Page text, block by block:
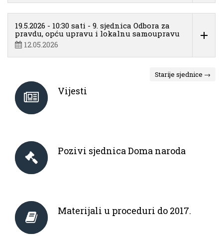
19.5.2026 - 10:30 sati - 9. sjednica Odbora za
pravdu, opću upravu i lokalnu samoupravu
12.05.2026
Starije sjednice →
Vijesti
Pozivi sjednica Doma naroda
Materijali u proceduri do 2017.